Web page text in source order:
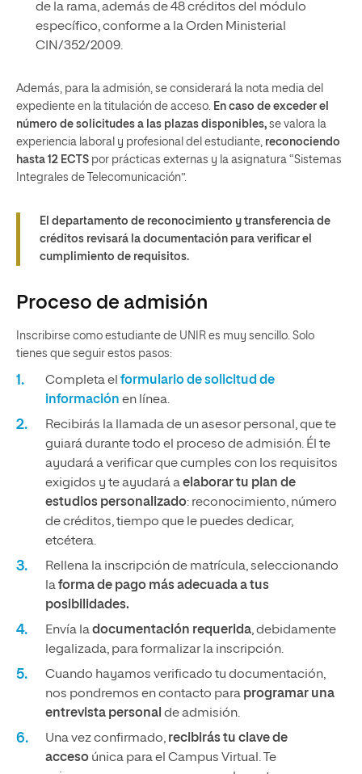
de la rama, además de 48 créditos del módulo
específico, conforme a la Orden Ministerial
CIN/352/2009.
Además, para la admisión, se considerará la nota media del
expediente en la titulación de acceso. En caso de exceder el
número de solicitudes a las plazas disponibles, se valora la
experiencia laboral y profesional del estudiante, reconociendo
hasta 12 ECTS por prácticas externas y la asignatura “Sistemas
Integrales de Telecomunicación”.
El departamento de reconocimiento y transferencia de
créditos revisará la documentación para verificar el
cumplimiento de requisitos.
Proceso de admisión
Inscribirse como estudiante de UNIR es muy sencillo. Solo
tienes que seguir estos pasos:
Completa el formulario de solicitud de
información en línea.
Recibirás la llamada de un asesor personal, que te
guiará durante todo el proceso de admisión. Él te
ayudará a verificar que cumples con los requisitos
exigidos y te ayudará aelaborar tu plan de
estudios personalizado: reconocimiento, número
de créditos, tiempo que le puedes dedicar,
etcétera.
Rellena la inscripción de matrícula, seleccionando
laforma de pago más adecuada a tus
posibilidades.
Envía ladocumentación requerida, debidamente
legalizada, para formalizar la inscripción.
Cuando hayamos verificado tu documentación,
nos pondremos en contacto para programar una
entrevista personal de admisión.
Una vez confirmado, recibirás tu clave de
acceso única para el Campus Virtual. Te